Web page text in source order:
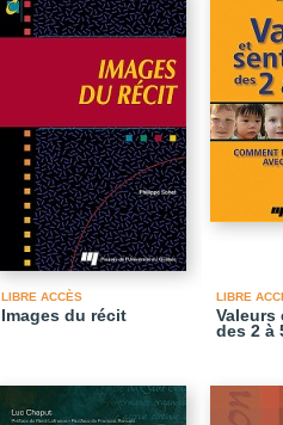
LIBRE ACCÈS
Images du récit
LIBRE
Valeurs
des 2 à